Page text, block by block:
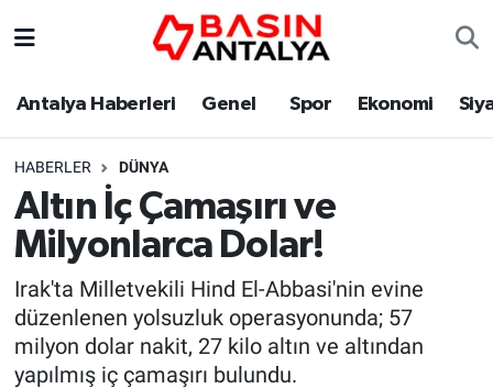
Antalya Haberleri Genel Spor Ekonomi
HABERLER DÜNYA
Altın İç Çamaşırı ve
Milyonlarca Dolar!
Irak'ta Milletvekili Hind El-Abbasi'nin evine
düzenlenen yolsuzluk operasyonunda; 57
milyon dolar nakit, 27 kilo altın ve altından
yapılmış iç çamaşırı bulundu.